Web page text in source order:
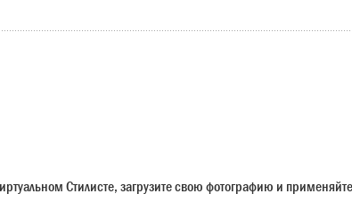
Стилисте, загрузите свою фотографию и применяйте